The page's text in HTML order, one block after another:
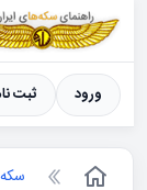
سکه ها ؛
ورود ثبت